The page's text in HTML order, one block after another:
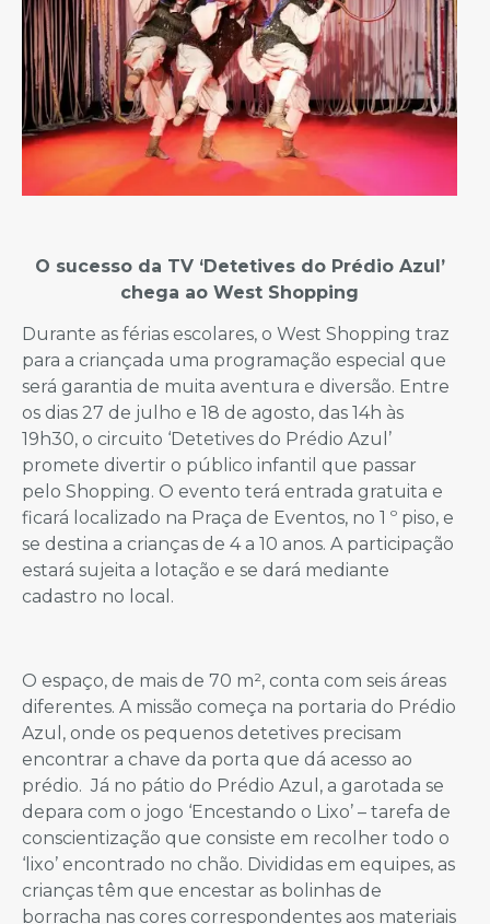
O sucesso da TV ‘Detetives do Prédio Azul’
chega ao West Shopping
Durante as férias escolares, o West Shopping traz
para a criançada uma programação especial que
será garantia de muita aventura e diversão. Entre
os dias 27 de julho e 18 de agosto, das 14h às
19h30, o circuito ‘Detetives do Prédio Azul’
promete divertir o público infantil que passar
pelo Shopping. O evento terá entrada gratuita e
ficará localizado na Praça de Eventos, no 1 º piso, e
se destina a crianças de 4 a 10 anos. A participação
estará sujeita a lotação e se dará mediante
cadastro no local.
O espaço, de mais de 70 m², conta com seis áreas
diferentes. A missão começa na portaria do Prédio
Azul, onde os pequenos detetives precisam
encontrar a chave da porta que dá acesso ao
prédio. Já no pátio do Prédio Azul, a garotada se
depara com o jogo ‘Encestando o Lixo’ – tarefa de
conscientização que consiste em recolher todo o
‘lixo’ encontrado no chão. Divididas em equipes, as
crianças têm que encestar as bolinhas de
borracha nas cores correspondentes aos materiais